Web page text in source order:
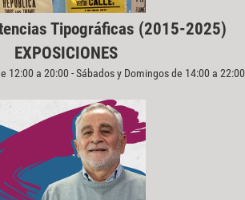
Tipográficas (2015-2025)
EXPOSICIONES
12:00 a 20:00 - Sábados y Domingos de 14:00 a 22:00